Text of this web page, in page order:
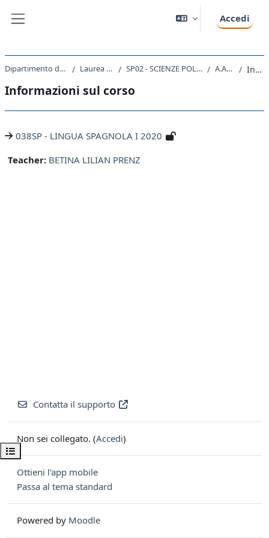
Accedi
Apri indice del corso
Dipartimento di Scienze Politiche e Sociali Laurea triennale (DM270) SP02 - SCIENZE POLITICHE E DELL'AMMINISTRAZIONE A.A. 2020 - 2021 Introduzione
Informazioni sul corso
038SP - LINGUA SPAGNOLA I 2020
Teacher: BETINA LILIAN PRENZ
Contatta il supporto
Non sei collegato. (Accedi)
Ottieni l'app mobile
Passa al tema standard
Powered by Moodle